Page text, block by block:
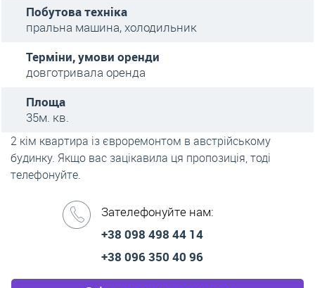
Побутова техніка
пральна машина, холодильник
Терміни, умови оренди
довготривала оренда
Площа
35м. кв.
2 кім квартира із євроремонтом в австрійському
будинку. Якщо вас зацікавила ця пропозиція, тоді
телефонуйте.
Зателефонуйте нам:
+38 098 498 44 14
+38 096 350 40 96